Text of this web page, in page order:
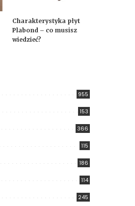
Charakterystyka płyt
Plabond – co musisz
wiedzieć?
955
153
366
115
186
114
245